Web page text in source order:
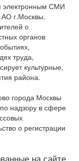
электронным СМИ
АО г.Москвы.
о
органов
труда,
культурные,
района.
города Москвы
надзору в сфере
о регистрации
на сайте